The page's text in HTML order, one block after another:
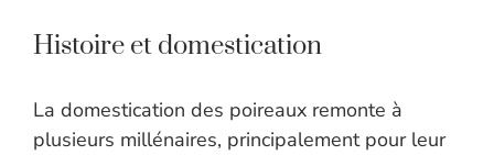
Histoire et domestication
La domestication des poireaux remonte à
plusieurs millénaires, principalement pour leur